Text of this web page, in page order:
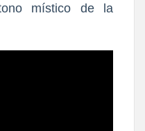
místico de la